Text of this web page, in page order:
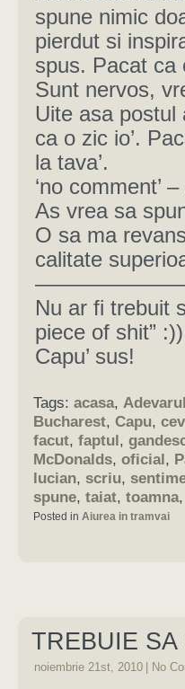
spune nimic
pierdut si
spus. Pacat ca
Sunt nervos,
Uite asa
ca o zic io’.
la tava’.
‘no comment’
As vrea sa
O sa ma
calitate
Nu ar fi trebuit
piece of shit”
Capu’ sus!
Tags: acasa, Adevarul
Bucharest, Capu,
facut, faptul,
McDonalds, oficial,
lucian, scriu,
spune, taiat, toamna,
Posted in Aiurea in tramvai
TREBUIE
noiembrie 21st, 2010 No